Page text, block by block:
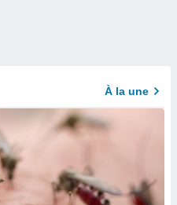
À la une